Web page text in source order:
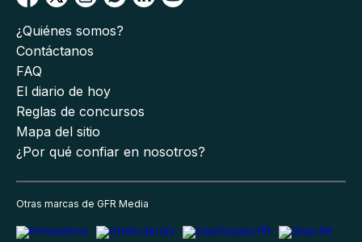
¿Quiénes somos?
Contáctanos
FAQ
El diario de hoy
Reglas de concursos
Mapa del sitio
¿Por qué confiar en nosotros?
Otras marcas de GFR Media